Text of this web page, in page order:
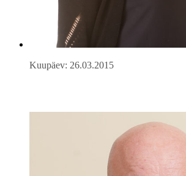
Kuupäev: 26.03.2015